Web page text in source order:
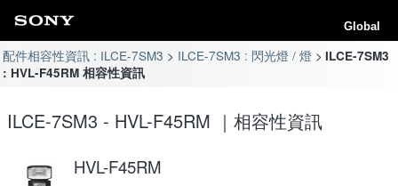
Global
配件相容性資訊 : ILCE-7SM3 ILCE-7SM3 : 閃光燈 / 燈
ILCE-7SM3
: HVL-F45RM 相容性資訊
ILCE-7SM3 - HVL-F45RM ｜相容性資訊
HVL-F45RM